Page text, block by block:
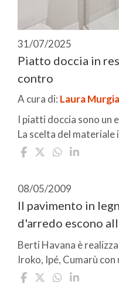
31/07/2025
Piatto doccia in
contro
A cura di: Laura Murgia
I piatti doccia sono un
La scelta del materiale
08/05/2009
Il pavimento in
d'arredo escono
Berti Havana è
Iroko, Ipé, Cumarù con